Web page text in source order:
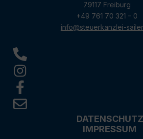
79117 Freiburg
+49 761 70 321 – 0
info@steuerkanzlei-
DATENSCHUTZ
IMPRESSUM